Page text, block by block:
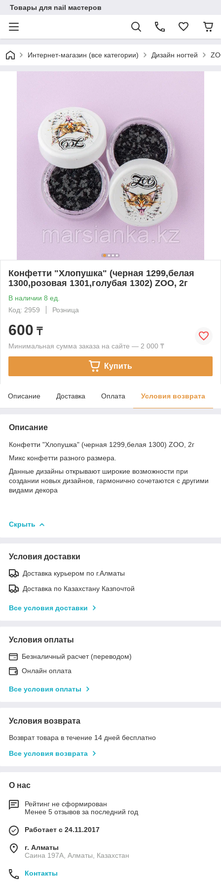
Товары для nail мастеров
Интернет-магазин (все категории) Дизайн ногтей
Конфетти "Хлопушка" (черная 1299,белая
1300,розовая 1301,голубая 1302) ZOO, 2г
В наличии 8 ед.
Код: 2959
Розница
600 ₸
Минимальная сумма заказа на сайте — 2 000 ₸
Купить
Описание Доставка Оплата Условия возврата
Описание
Конфетти "Хлопушка" (черная 1299,белая 1300) ZOO, 2г
Микс конфетти разного размера.
Данные дизайны открывают широкие возможности при
создании новых дизайнов, гармонично сочетаются с другими
видами декора
Скрыть
Условия доставки
Доставка курьером по г.Алматы
Доставка по Казахстану Казпочтой
Все условия доставки
Условия оплаты
Безналичный расчет (переводом)
Онлайн оплата
Все условия оплаты
Условия возврата
Возврат товара в течение 14 дней бесплатно
Все условия возврата
О нас
Рейтинг не сформирован
Менее 5 отзывов за последний год
Работает с 24.11.2017
г. Алматы
Саина 197А, Алматы, Казахстан
Контакты